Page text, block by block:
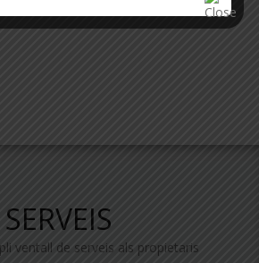
SERVEIS
ventall de serveis als propietaris